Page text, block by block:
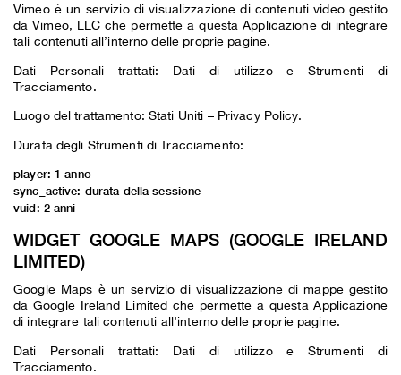
Vimeo è un servizio di visualizzazione di contenuti video gestito
da Vimeo, LLC che permette a questa Applicazione di integrare
tali contenuti all’interno delle proprie pagine.
Dati Personali trattati: Dati di utilizzo e Strumenti di
Tracciamento.
Luogo del trattamento: Stati Uniti – Privacy Policy.
Durata degli Strumenti di Tracciamento:
player: 1 anno
sync_active: durata della sessione
vuid: 2 anni
WIDGET GOOGLE MAPS (GOOGLE IRELAND
LIMITED)
Google Maps è un servizio di visualizzazione di mappe gestito
da Google Ireland Limited che permette a questa Applicazione
di integrare tali contenuti all’interno delle proprie pagine.
Dati Personali trattati: Dati di utilizzo e Strumenti di
Tracciamento.